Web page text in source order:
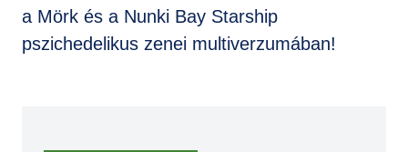
a Mörk és a Nunki Bay Starship
pszichedelikus zenei multiverzumában!